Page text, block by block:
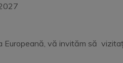
Europeană, vă invităm să